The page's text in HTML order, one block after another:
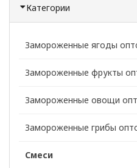
Категории
Замороженные ягоды
Замороженные фрукты
Замороженные овощи
Замороженные грибы
Смеси